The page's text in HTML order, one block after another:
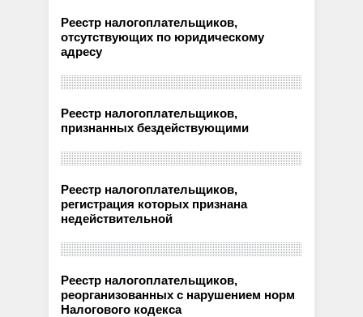
Реестр налогоплательщиков,
отсутствующих по юридическому
адресу
Реестр налогоплательщиков,
признанных бездействующими
Реестр налогоплательщиков,
регистрация которых признана
недействительной
Реестр налогоплательщиков,
реорганизованных с нарушением норм
Налогового кодекса